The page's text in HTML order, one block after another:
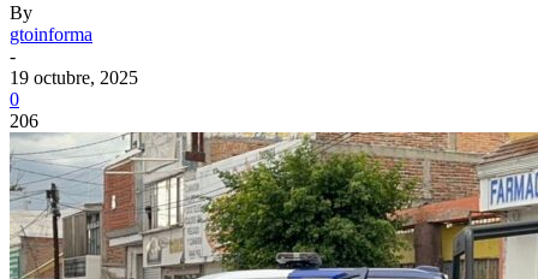
By
gtoinforma
-
19 octubre, 2025
0
206